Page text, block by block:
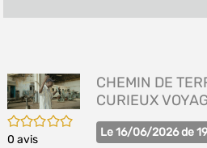
/5
0 avis
CHEMIN DE
CURIEUX
Le 16/06/2026 de